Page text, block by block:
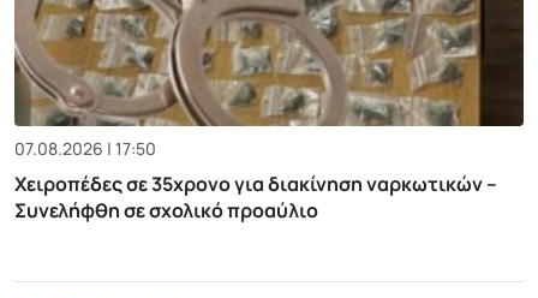
07.08.2026 | 17:50
Χειροπέδες σε 35χρονο για διακίνηση ναρκωτικών –
Συνελήφθη σε σχολικό προαύλιο